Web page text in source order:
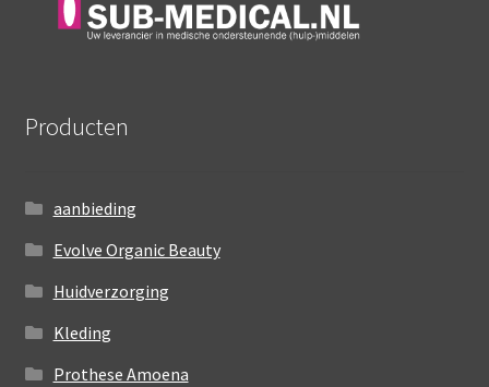
Producten
aanbieding
Evolve Organic Beauty
Huidverzorging
Kleding
Prothese Amoena